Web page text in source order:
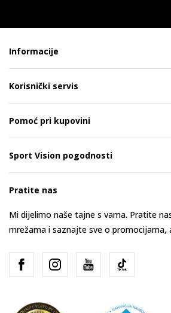
Informacije
Korisnički servis
Pomoć pri kupovini
Sport Vision pogodnosti
Pratite nas
Mi dijelimo naše tajne s vama. Pratite
mrežama i saznajte sve o promocijama,